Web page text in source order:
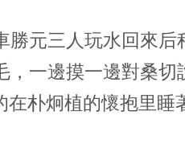
勝元三人玩水回來后
，一邊摸一邊對桑切
朴炯植的懷抱里睡